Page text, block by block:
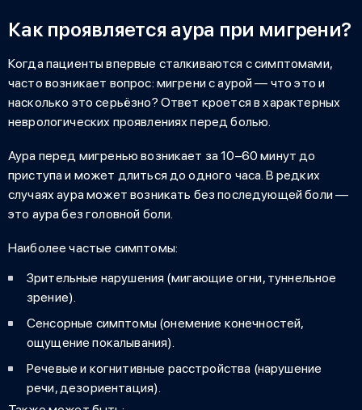
Как проявляется аура при мигрени?
Когда пациенты впервые сталкиваются с симптомами,
часто возникает вопрос: мигрени с аурой — что этои
насколько это серьёзно? Ответ кроется в характерных
неврологических проявлениях перед болью.
Аура перед мигреньювозникает за 10–60 минут до
приступа и может длиться до одного часа. В редких
случаях аура может возникать без последующей боли —
это аура без головной боли.
Наиболее частые симптомы:
Зрительные нарушения (мигающие огни, туннельное
зрение).
Сенсорные симптомы (онемение конечностей,
ощущение покалывания).
Речевые и когнитивные расстройства (нарушение
речи, дезориентация).